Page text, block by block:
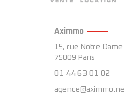
Aximmo
15, rue Notre
75009 Paris
01 44 63 01 02